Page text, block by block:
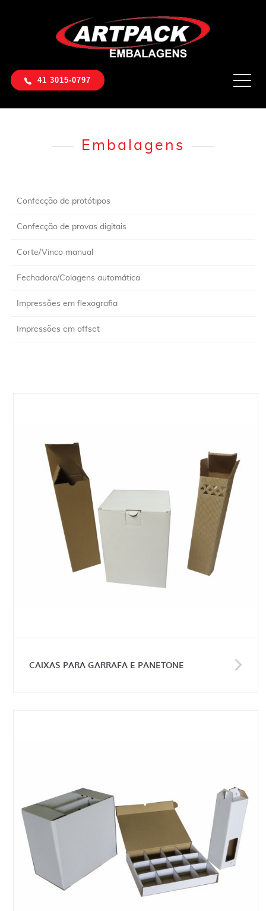
41 3015-0797
Embalagens
Confecção de protótipos
Confecção de provas digitais
Corte/Vinco manual
Fechadora/Colagens automática
Impressões em flexografia
Impressões em offset
CAIXAS PARA GARRAFA E PANETONE